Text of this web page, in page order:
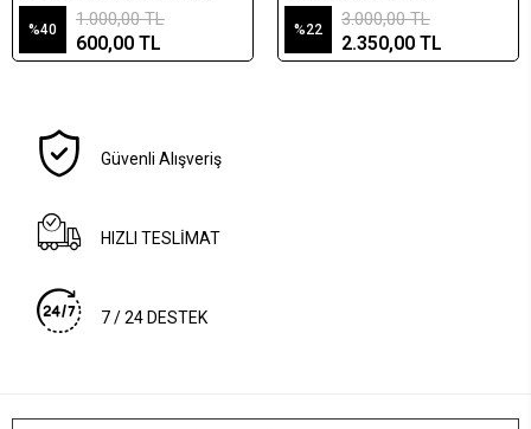
%40
1.000,00 TL
600,00 TL
%22
3.000,00 TL
2.350,00 TL
Güvenli Alışveriş
HIZLI TESLİMAT
7 / 24 DESTEK